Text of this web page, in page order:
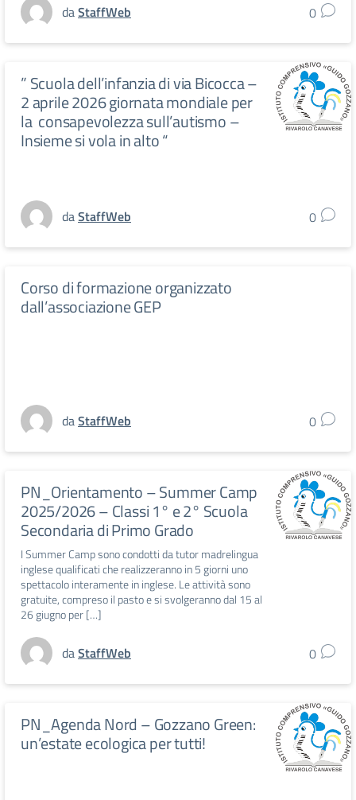
daStaffWeb 0
” Scuola dell’infanzia di via Bicocca –
2 aprile 2026 giornata mondiale per
la consapevolezza sull’autismo –
Insieme si vola in alto “
daStaffWeb 0
Corso di formazione organizzato
dall’associazione GEP
daStaffWeb 0
PN_Orientamento – Summer Camp
2025/2026 – Classi 1° e 2° Scuola
Secondaria di Primo Grado
I Summer Camp sono condotti da tutor madrelingua
inglese qualificati che realizzeranno in 5 giorni uno
spettacolo interamente in inglese. Le attività sono
gratuite, compreso il pasto e si svolgeranno dal 15 al
26 giugno per […]
daStaffWeb 0
PN_Agenda Nord – Gozzano Green:
un’estate ecologica per tutti!